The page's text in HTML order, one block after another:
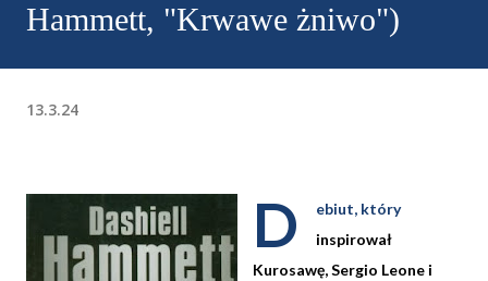
Hammett, "Krwawe żniwo")
13.3.24
D
ebiut, który
inspirował
Kurosawę, Sergio Leone i